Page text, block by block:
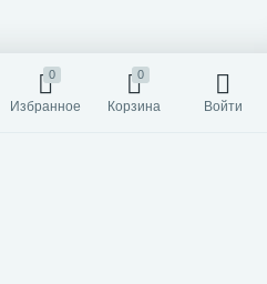
0
Избранное
0
Корзина Войти